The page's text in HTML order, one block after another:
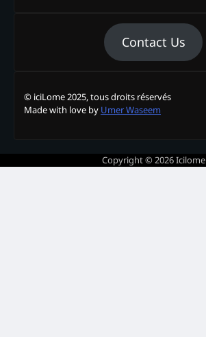
Contact Us
© iciLome 2025, tous droits réservés
Made with love by Umer Waseem
Copyright © 2026Icilome